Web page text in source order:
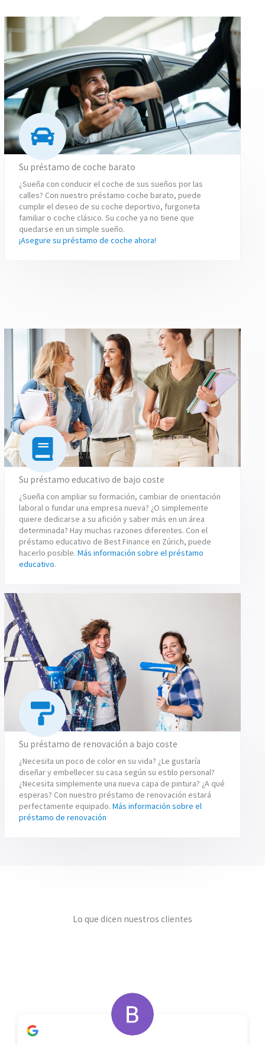
Su préstamo de coche barato
¿Sueña con conducir el coche de sus sueños por las
calles? Con nuestro préstamo coche barato, puede
cumplir el deseo de su coche deportivo, furgoneta
familiar o coche clásico. Su coche ya no tiene que
quedarse en un simple sueño.
¡Asegure su préstamo de coche ahora!
Su préstamo educativo de bajo coste
¿Sueña con ampliar su formación, cambiar de orientación
laboral o fundar una empresa nueva? ¿O simplemente
quiere dedicarse a su afición y saber más en un área
determinada? Hay muchas razones diferentes. Con el
préstamo educativo de Best Finance en Zúrich, puede
hacerlo posible. Más información sobre el préstamo
educativo.
Su préstamo de renovación a bajo coste
¿Necesita un poco de color en su vida? ¿Le gustaría
diseñar y embellecer su casa según su estilo personal?
¿Necesita simplemente una nueva capa de pintura? ¿A qué
esperas? Con nuestro préstamo de renovación estará
perfectamente equipado. Más información sobre el
préstamo de renovación
Lo que dicen nuestros clientes